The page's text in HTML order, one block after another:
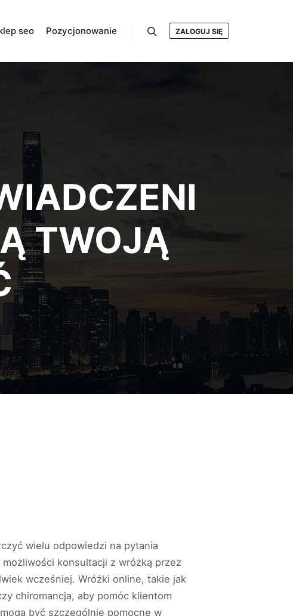
seo Pozycjonowanie ZALOGUJ SIĘ
TWOJĄ
wielu odpowiedzi na pytania
możliwości konsultacji z wróżką przez
wcześniej. Wróżki online, takie jak
chiromancja, aby pomóc klientom
być szczególnie pomocne w